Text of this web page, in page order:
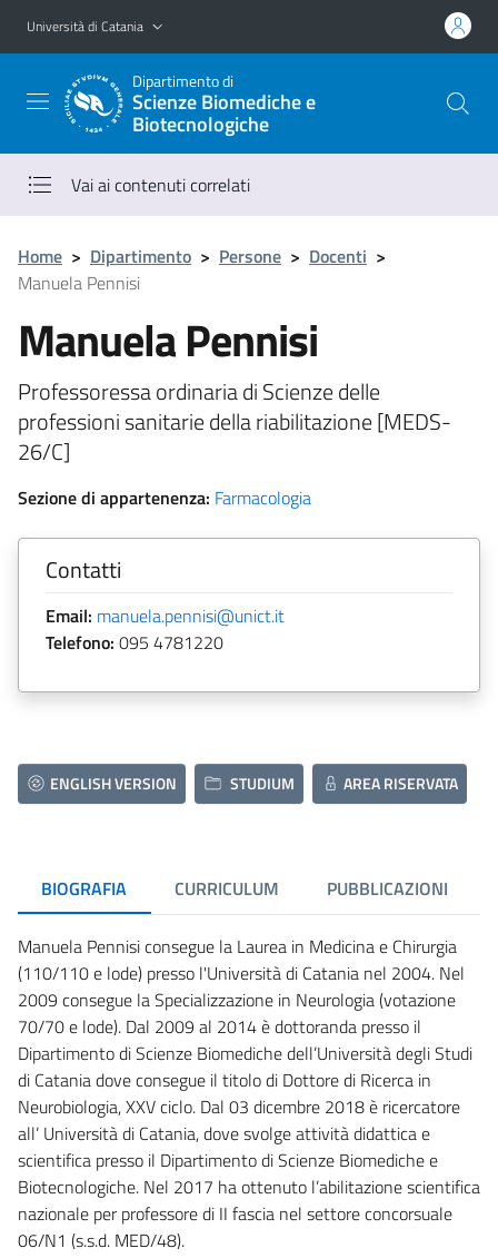
Vai al contenuto principale
Vai al menu di navigazione
Università di Catania
Dipartimento di
Scienze Biomediche e
Biotecnologiche
Vai ai contenuti correlati
Home > Dipartimento > Persone > Docenti >
Manuela Pennisi
Manuela Pennisi
Professoressa ordinaria di Scienze delle
professioni sanitarie della riabilitazione [MEDS-
26/C]
Sezione di appartenenza: Farmacologia
Contatti
Email: manuela.pennisi@unict.it
Telefono: 095 4781220
ENGLISH VERSION STUDIUM AREA RISERVATA
BIOGRAFIA CURRICULUM PUBBLICAZIONI
Manuela Pennisi consegue la Laurea in Medicina e Chirurgia
(110/110 e lode) presso l'Università di Catania nel 2004. Nel
2009 consegue la Specializzazione in Neurologia (votazione
70/70 e lode). Dal 2009 al 2014 è dottoranda presso il
Dipartimento di Scienze Biomediche dell’Università degli Studi
di Catania dove consegue il titolo di Dottore di Ricerca in
Neurobiologia, XXV ciclo. Dal 03 dicembre 2018 è ricercatore
all’ Università di Catania, dove svolge attività didattica e
scientifica presso il Dipartimento di Scienze Biomediche e
Biotecnologiche. Nel 2017 ha ottenuto l’abilitazione scientifica
nazionale per professore di II fascia nel settore concorsuale
06/N1 (s.s.d. MED/48).